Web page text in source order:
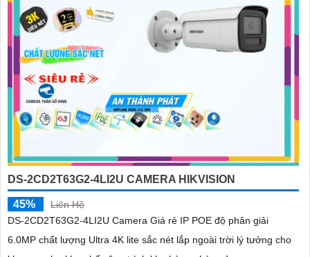
DS-2CD2T63G2-4LI2U CAMERA HIKVISION
45%
Liên Hệ
DS-2CD2T63G2-4LI2U Camera Giá rẻ IP POE độ phân giải
6.0MP chất lượng Ultra 4K lite sắc nét lắp ngoài trời lý tưởng cho